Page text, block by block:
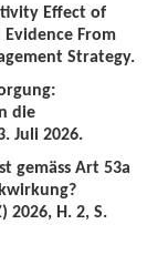
Effect of
From
Strategy.
die
Juli 2026.
gemäss Art 53a
2026, H. 2, S.